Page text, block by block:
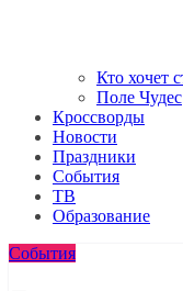
Кто хочет
Поле Чудес
Кроссворды
Новости
Праздники
События
ТВ
Образование
События